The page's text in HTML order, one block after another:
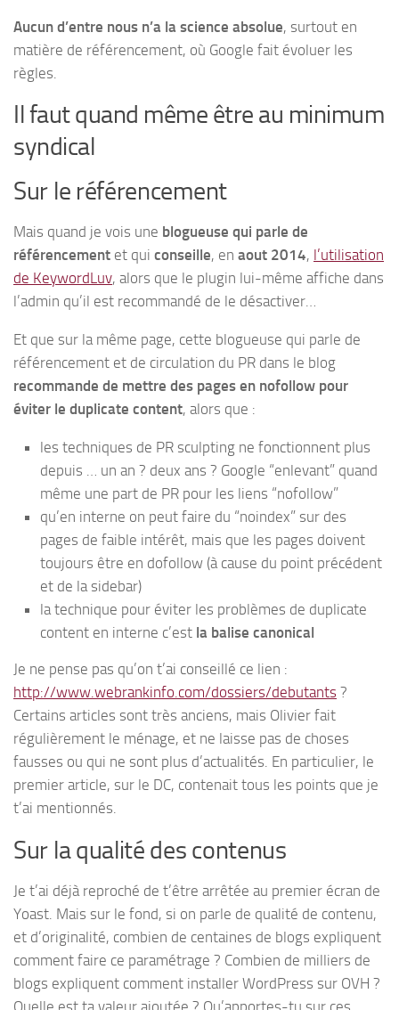
Aucun d’entre nous n’a la science absolue, surtout en
matière de référencement, où Google fait évoluer les
règles.
Il faut quand même être au minimum
syndical
Sur le référencement
Mais quand je vois une blogueuse qui parle de
référencement et qui conseille, en aout 2014, l’utilisation
de KeywordLuv, alors que le plugin lui-même affiche dans
l’admin qu’il est recommandé de le désactiver…
Et que sur la même page, cette blogueuse qui parle de
référencement et de circulation du PR dans le blog
recommande de mettre des pages en nofollow pour
éviter le duplicate content, alors que :
les techniques de PR sculpting ne fonctionnent plus
depuis … un an ? deux ans ? Google “enlevant” quand
même une part de PR pour les liens “nofollow”
qu’en interne on peut faire du “noindex” sur des
pages de faible intérêt, mais que les pages doivent
toujours être en dofollow (à cause du point précédent
et de la sidebar)
la technique pour éviter les problèmes de duplicate
content en interne c’est la balise canonical
Je ne pense pas qu’on t’ai conseillé ce lien :
http://www.webrankinfo.com/dossiers/debutants ?
Certains articles sont très anciens, mais Olivier fait
régulièrement le ménage, et ne laisse pas de choses
fausses ou qui ne sont plus d’actualités. En particulier, le
premier article, sur le DC, contenait tous les points que je
t’ai mentionnés.
Sur la qualité des contenus
Je t’ai déjà reproché de t’être arrêtée au premier écran de
Yoast. Mais sur le fond, si on parle de qualité de contenu,
et d’originalité, combien de centaines de blogs expliquent
comment faire ce paramétrage ? Combien de milliers de
blogs expliquent comment installer WordPress sur OVH ?
Quelle est ta valeur ajoutée ? Qu’apportes-tu sur ces